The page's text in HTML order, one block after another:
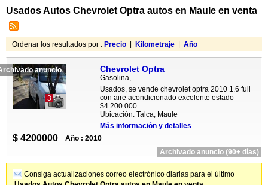
Usados Autos Chevrolet Optra autos en Maule en venta
Ordenar los resultados por : Precio Kilometraje Año
anuncio
3
Chevrolet Optra
Gasolina,
Usados, se vende chevrolet optra 2010 1.6 full
con aire acondicionado excelente estado
$4.200.000
Ubicación: Talca, Maule
Más información y detalles
$ 4200000
Año : 2010
Archivado anuncio (90+ días)
Consiga actualizaciones correo electrónico diarias para el último